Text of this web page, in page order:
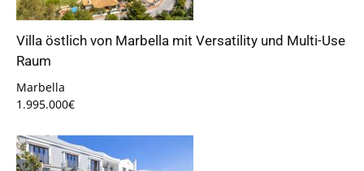
Villa östlich von Marbella mit Versatility und Multi-Use
Raum
Marbella
1.995.000€